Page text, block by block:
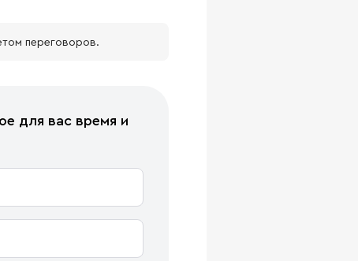
переговоров.
для вас время и